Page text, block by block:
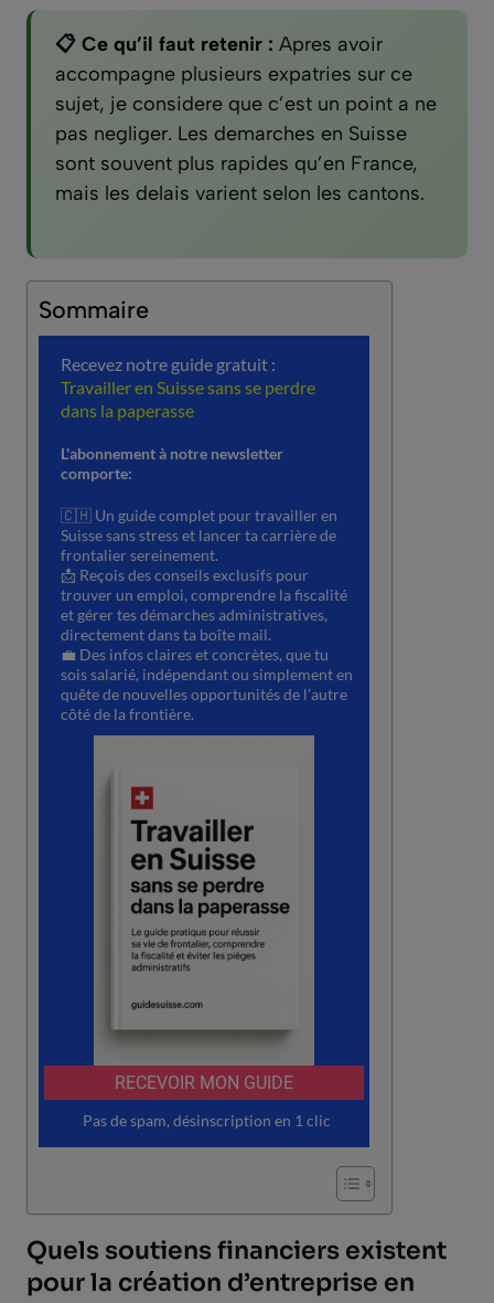
📋 Ce qu’il faut retenir : Apres avoir
accompagne plusieurs expatries sur ce
sujet, je considere que c’est un point a ne
pas negliger. Les demarches en Suisse
sont souvent plus rapides qu’en France,
mais les delais varient selon les cantons.
Sommaire
Quels soutiens financiers existent
pour la création d’entreprise en